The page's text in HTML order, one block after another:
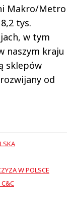
Makro/Metro
tys.
w tym
naszym kraju
sklepów
od
W POLSCE